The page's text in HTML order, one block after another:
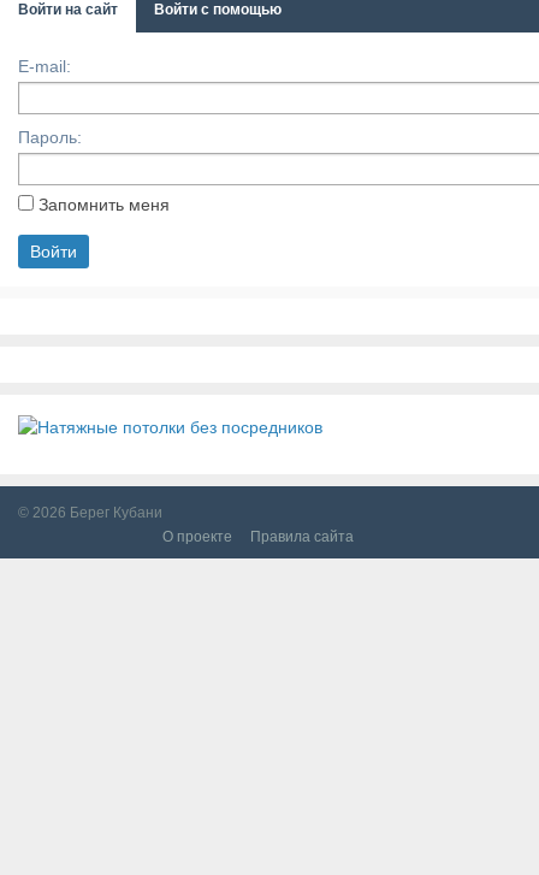
Войти на сайт Войти с помощью
E-mail:
Пароль:
Запомнить меня
© 2026 Берег Кубани
О проекте
Правила сайта